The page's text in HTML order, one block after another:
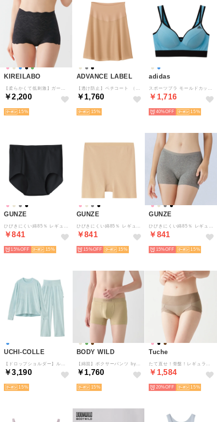
KIREILABO
￥2,200
15
ADVANCE LABEL
￥1,760
15
adidas
￥1,716
40% 15
GUNZE
￥841
15% 15
GUNZE
￥841
15% 15
GUNZE
￥841
15% 15
UCHI-COLLE
￥3,190
15
BODY WILD
￥1,760
15
Tuche
￥1,584
20% 15